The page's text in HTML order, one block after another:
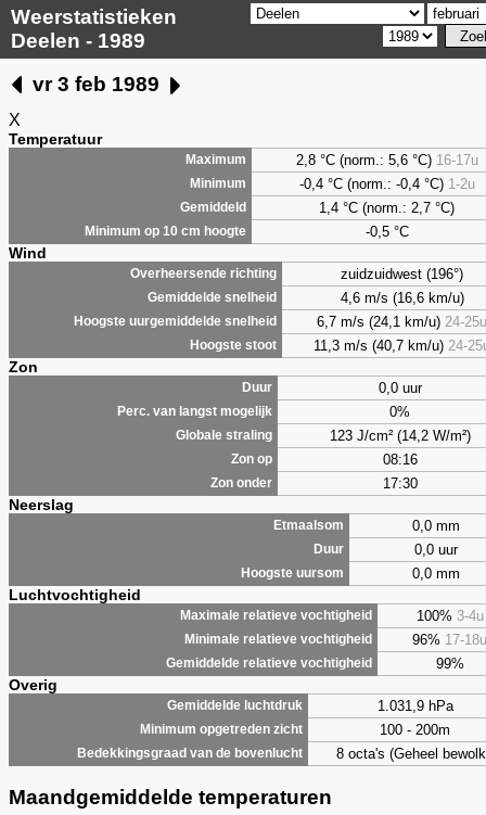
Weerstatistieken
Deelen - 1989
vr 3 feb 1989
X
Temperatuur
Maximum 2,8°C (norm.: 5,6 °C) 16-17u
Minimum -0,4 °C (norm.: -0,4 °C) 1-2u
Gemiddeld 1,4 °C (norm.: 2,7 °C)
Minimum op 10 cm hoogte -0,5 °C
Wind
Overheersende richting zuidzuidwest (196°)
Gemiddelde snelheid 4,6 m/s (16,6 km/u)
Hoogste uurgemiddelde snelheid 6,7 m/s (24,1 km/u) 24-25u
Hoogste stoot 11,3 m/s (40,7 km/u) 24-
Zon
Duur 0,0 uur
Perc. van langst mogelijk 0%
Globale straling 123 J/cm² (14,2 W/m²)
Zon op 08:16
Zon onder 17:30
Neerslag
Etmaalsom 0,0 mm
Duur 0,0 uur
Hoogste uursom 0,0 mm
Luchtvochtigheid
Maximale relatieve vochtigheid 100% 3-4u
Minimale relatieve vochtigheid 96% 17-18u
Gemiddelde relatieve vochtigheid 99%
Overig
Gemiddelde luchtdruk 1.031,9 hPa
Minimum opgetreden zicht 100 - 200m
Bedekkingsgraad van de bovenlucht 8 octa's (Geheel
Maandgemiddelde temperaturen